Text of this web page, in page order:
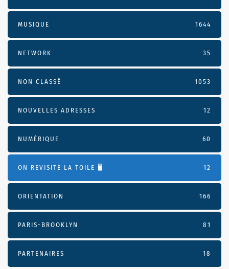
MUSIQUE 1644
NETWORK 35
NON CLASSÉ 1053
NOUVELLES ADRESSES 12
NUMÉRIQUE 60
ON REVISITE LA TOILE 🖥️ 12
ORIENTATION 166
PARIS-BROOKLYN 81
PARTENAIRES 18